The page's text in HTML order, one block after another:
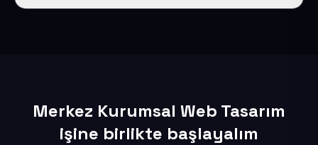
Merkez Kurumsal Web Tasarım
işine birlikte başlayalım